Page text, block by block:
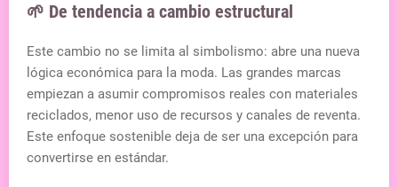
🌱 De tendencia a cambio estructural
Este cambio no se limita al simbolismo: abre una nueva
lógica económica para la moda. Las grandes marcas
empiezan a asumir compromisos reales con materiales
reciclados, menor uso de recursos y canales de reventa.
Este enfoque sostenible deja de ser una excepción para
convertirse en estándar.